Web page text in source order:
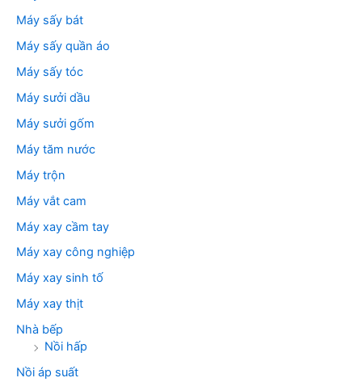
Máy sấy bát
Máy sấy quần áo
Máy sấy tóc
Máy sưởi dầu
Máy sưởi gốm
Máy tăm nước
Máy trộn
Máy vắt cam
Máy xay cầm tay
Máy xay công nghiệp
Máy xay sinh tố
Máy xay thịt
Nhà bếp
Nồi hấp
Nồi áp suất